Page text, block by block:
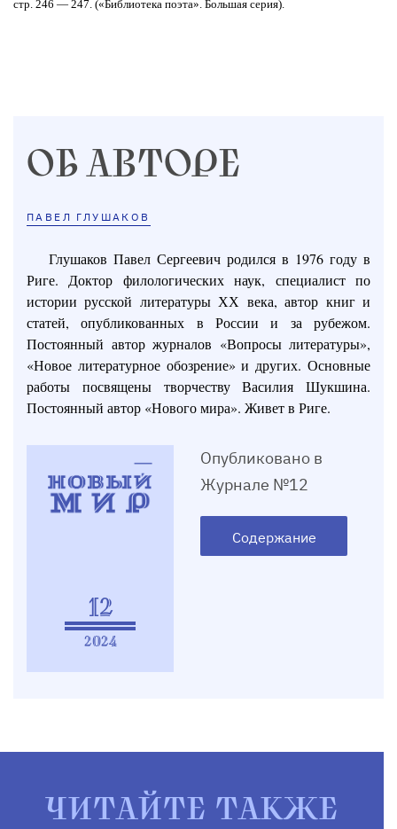
стр. 246 — 247. («Библиотека поэта». Большая серия).
ОБ АВТОРЕ
ПАВЕЛ ГЛУШАКОВ
Глушаков Павел Сергеевич родился в 1976 году в
Риге. Доктор филологических наук, специалист по
истории русской литературы ХХ века, автор книг и
статей, опубликованных в России и за рубежом.
Постоянный автор журналов «Вопросы литературы»,
«Новое литературное обозрение» и других. Основные
работы посвящены творчеству Василия Шукшина.
Постоянный автор «Нового мира». Живет в Риге.
12
2024
Опубликовано в
Журнале №12
Содержание
ЧИТАЙТЕ ТАКЖЕ